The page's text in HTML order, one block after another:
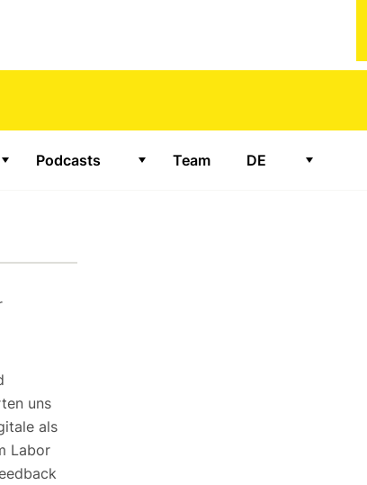
"Kolloquien"
Zeige Untermenü für "Ateliers"
Podcasts
Zeige Untermenü für "Podcasts"
Team DE
uns
als
Labor